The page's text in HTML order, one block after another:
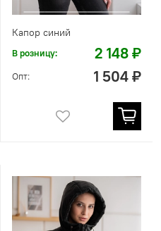
Капор синий
В розницу: 2 148 ₽
Опт: 1 504 ₽